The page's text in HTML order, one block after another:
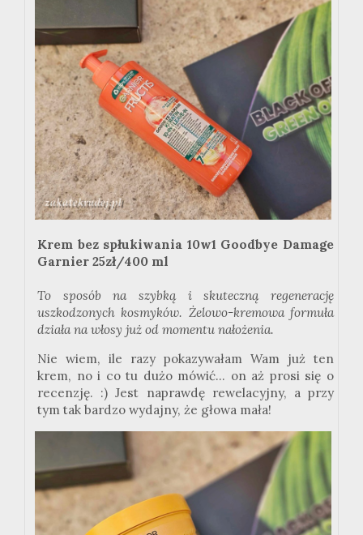
Krem bez spłukiwania 10w1 Goodbye Damage
Garnier 25zł/400 ml
To sposób na szybką i skuteczną regenerację
uszkodzonych kosmyków. Żelowo-kremowa formuła
działa na włosy już od momentu nałożenia.
Nie wiem, ile razy pokazywałam Wam już ten
krem, no i co tu dużo mówić... on aż prosi się o
recenzję. :) Jest naprawdę rewelacyjny, a przy
tym tak bardzo wydajny, że głowa mała!